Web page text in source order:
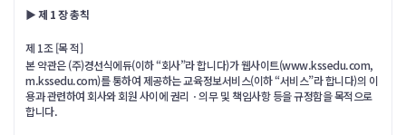
▶ 제 1 장 총칙
제 1조 [목 적]
본 약관은 (주)경선식에듀(이하 “회사”라 합니다)가 웹사이트(www.kssedu.com,
m.kssedu.com)를 통하여 제공하는 교육정보서비스(이하 “서비스”라 합니다)의 이
용과 관련하여 회사와 회원 사이에 권리ㆍ의무 및 책임사항 등을 규정함을 목적으로
합니다.